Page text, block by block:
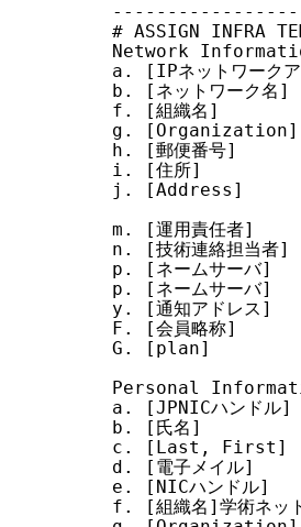
# ASSIGN INFRA
Network
a. [IPネットワー
b. [ネットワーク
f. [組織名]
g.
h. [郵便番号]
i. [住所]
j. [Address]
m. [運用責任者]
n. [技術連絡担
p. [ネームサーバ]
p. [ネームサーバ]
y. [通知アドレ
F. [会員略称]
G. [plan]
Personal
a. [JPNICハン
b. [氏名]
c. [Last, First]
d. [電子メイル
e. [NICハンドル]
f. [組織名]学術ネッ